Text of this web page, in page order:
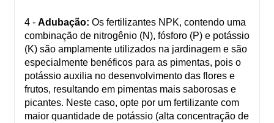
4 - Adubação: Os fertilizantes NPK, contendo uma
combinação de nitrogênio (N), fósforo (P) e potássio
(K) são amplamente utilizados na jardinagem e são
especialmente benéficos para as pimentas, pois o
potássio auxilia no desenvolvimento das flores e
frutos, resultando em pimentas mais saborosas e
picantes. Neste caso, opte por um fertilizante com
maior quantidade de potássio (alta concentração de